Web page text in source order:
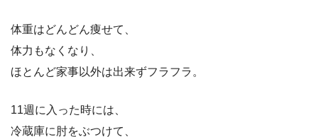
体重はどんどん痩せて、
体力もなくなり、
ほとんど家事以外は出来ずフラフラ。
11週に入った時には、
冷蔵庫に肘をぶつけて、